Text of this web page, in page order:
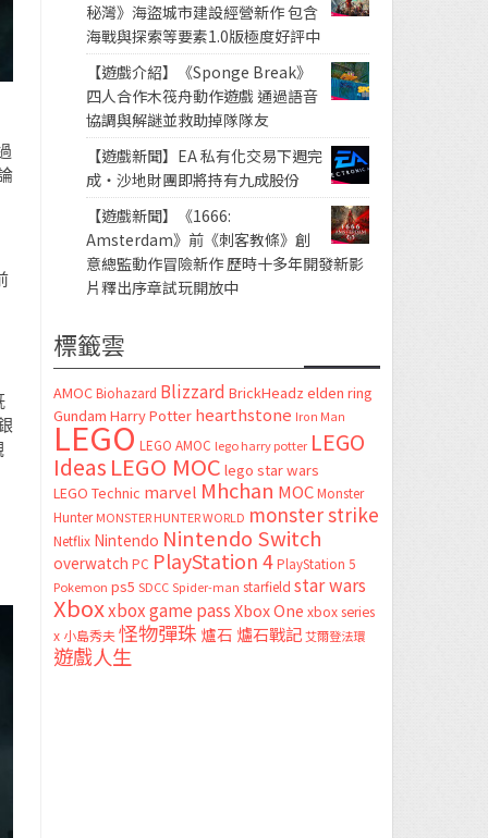
秘灣》海盜城市建設經營新作 包含
海戰與探索等要素1.0版極度好評中
【遊戲介紹】《Sponge Break》
四人合作木筏舟動作遊戲 通過語音
協調與解謎並救助掉隊隊友
【遊戲新聞】EA 私有化交易下週完
成・沙地財團即將持有九成股份
【遊戲新聞】《1666:
Amsterdam》前《刺客教條》創
意總監動作冒險新作 歷時十多年開發新影
片釋出序章試玩開放中
標籤雲
AMOC Biohazard Blizzard BrickHeadz elden ring
Gundam Harry Potter hearthstone Iron Man
LEGO LEGO AMOC lego harry potter LEGO
Ideas LEGO MOC lego star wars
LEGO Technic marvel Mhchan MOC Monster
Hunter MONSTER HUNTER WORLD monster strike
Netflix Nintendo Nintendo Switch
overwatch PC PlayStation 4 PlayStation 5
Pokemon ps5 SDCC Spider-man starfield star wars
Xboxxbox game passXbox One xbox series
x 小島秀夫怪物彈珠 爐石 爐石戰記艾爾登法環
遊戲人生